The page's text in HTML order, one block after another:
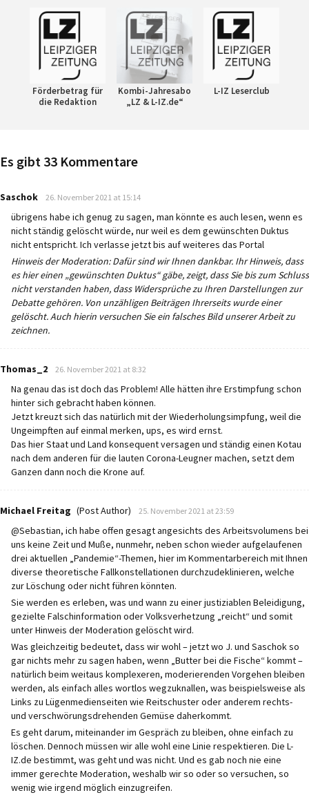
Förderbetrag für
die Redaktion
Kombi-Jahresabo
„LZ & L-IZ.de“
L-IZ Leserclub
Es gibt 33 Kommentare
Saschok says:
26. November 2021 at 15:14
übrigens habe ich genug zu sagen, man könnte es auch lesen, wenn es
nicht ständig gelöscht würde, nur weil es dem gewünschten Duktus
nicht entspricht. Ich verlasse jetzt bis auf weiteres das Portal
Hinweis der Moderation: Dafür sind wir Ihnen dankbar. Ihr Hinweis, dass
es hier einen „gewünschten Duktus“ gäbe, zeigt, dass Sie bis zum Schluss
nicht verstanden haben, dass Widersprüche zu Ihren Darstellungen zur
Debatte gehören. Von unzähligen Beiträgen Ihrerseits wurde einer
gelöscht. Auch hierin versuchen Sie ein falsches Bild unserer Arbeit zu
zeichnen.
Thomas_2 says:
26. November 2021 at 8:32
Na genau das ist doch das Problem! Alle hätten ihre Erstimpfung schon
hinter sich gebracht haben können.
Jetzt kreuzt sich das natürlich mit der Wiederholungsimpfung, weil die
Ungeimpften auf einmal merken, ups, es wird ernst.
Das hier Staat und Land konsequent versagen und ständig einen Kotau
nach dem anderen für die lauten Corona-Leugner machen, setzt dem
Ganzen dann noch die Krone auf.
Michael Freitag (Post Author) says:
25. November 2021 at 23:59
@Sebastian, ich habe offen gesagt angesichts des Arbeitsvolumens bei
uns keine Zeit und Muße, nunmehr, neben schon wieder aufgelaufenen
drei aktuellen „Pandemie“-Themen, hier im Kommentarbereich mit Ihnen
diverse theoretische Fallkonstellationen durchzudeklinieren, welche
zur Löschung oder nicht führen könnten.
Sie werden es erleben, was und wann zu einer justiziablen Beleidigung,
gezielte Falschinformation oder Volksverhetzung „reicht“ und somit
unter Hinweis der Moderation gelöscht wird.
Was gleichzeitig bedeutet, dass wir wohl – jetzt wo J. und Saschok so
gar nichts mehr zu sagen haben, wenn „Butter bei die Fische“ kommt –
natürlich beim weitaus komplexeren, moderierenden Vorgehen bleiben
werden, als einfach alles wortlos wegzuknallen, was beispielsweise als
Links zu Lügenmedienseiten wie Reitschuster oder anderem rechts-
und verschwörungsdrehenden Gemüse daherkommt.
Es geht darum, miteinander im Gespräch zu bleiben, ohne einfach zu
löschen. Dennoch müssen wir alle wohl eine Linie respektieren. Die L-
IZ.de bestimmt, was geht und was nicht. Und es gab noch nie eine
immer gerechte Moderation, weshalb wir so oder so versuchen, so
wenig wie irgend möglich einzugreifen.